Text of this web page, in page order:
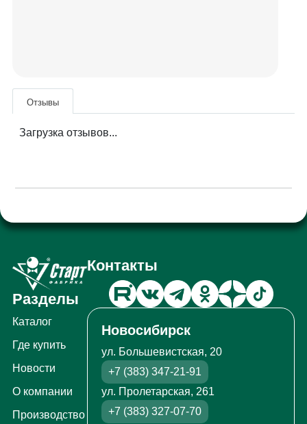
Отзывы
Загрузка отзывов...
Разделы
Каталог
Где купить
Новости
О компании
Производство
Контакты
Новосибирск
ул. Большевистская, 20
+7 (383) 347-21-91
ул. Пролетарская, 261
+7 (383) 327-07-70